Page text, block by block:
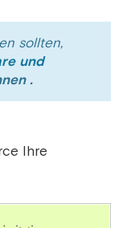
sollten,
und
.
Ihre